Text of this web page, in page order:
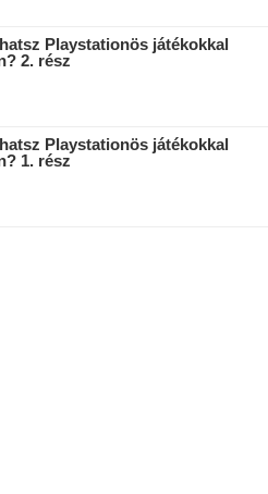
Playstationös játékokkal
2. rész
Playstationös játékokkal
1. rész